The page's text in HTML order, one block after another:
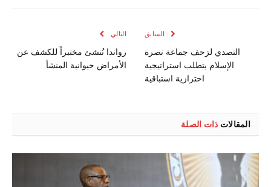
السابق
التصدي لزحف جماعة نصرة
الإسلام يتطلب استراتيجية
احترازية استباقية
التالي
رواندا تُنشئ مختبراً للكشف عن
الأمراض حيوانية المنشأ
المقالات ذات الصلة